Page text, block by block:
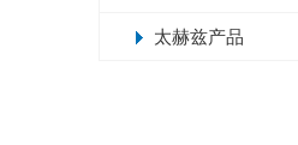
太赫兹产品